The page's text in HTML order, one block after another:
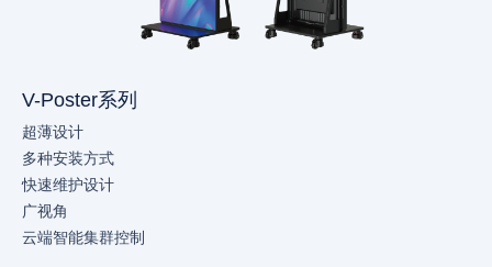
V-Poster系列
超薄设计
多种安装方式
快速维护设计
广视角
云端智能集群控制